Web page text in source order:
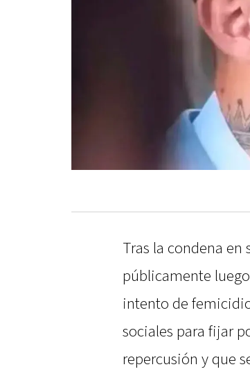
Tras la condena en
públicamente
intento de
sociales para fijar
repercusión y que